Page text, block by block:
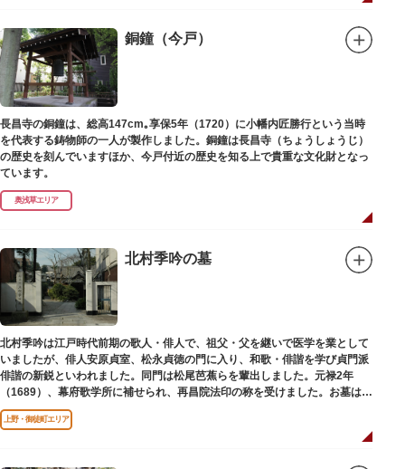
銅鐘（今戸）
長昌寺の銅鐘は、総高147cm｡享保5年（1720）に小幡内匠勝行という当時
を代表する鋳物師の一人が製作しました。銅鐘は長昌寺（ちょうしょうじ）
の歴史を刻んでいますほか、今戸付近の歴史を知る上で貴重な文化財となっ
ています。
奥浅草エリア
北村季吟の墓
北村季吟は江戸時代前期の歌人・俳人で、祖父・父を継いで医学を業として
いましたが、俳人安原貞室、松永貞徳の門に入り、和歌・俳諧を学び貞門派
俳諧の新鋭といわれました。同門は松尾芭蕉らを輩出しました。元禄2年
（1689）、幕府歌学所に補せられ、再昌院法印の称を受けました。お墓は正
慶寺（しょうけいじ）にあります。
上野・御徒町エリア